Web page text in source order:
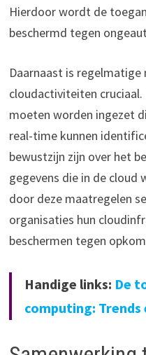
Hierdoor wordt de
beschermd tegen
Daarnaast is
cloudactiviteiten
moeten worden ingezet
real-time kunnen
bewustzijn zijn over het
gegevens die in de cloud
door deze maatregelen
organisaties hun
beschermen tegen
Handige links: De
computing: